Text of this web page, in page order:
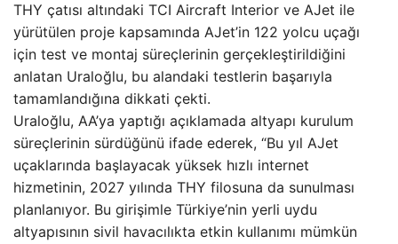
THY çatısı altındaki TCI Aircraft Interior ve AJet ile
yürütülen proje kapsamında AJet’in 122 yolcu uçağı
için test ve montaj süreçlerinin gerçekleştirildiğini
anlatan Uraloğlu, bu alandaki testlerin başarıyla
tamamlandığına dikkati çekti.
Uraloğlu, AA’ya yaptığı açıklamada altyapı kurulum
süreçlerinin sürdüğünü ifade ederek, “Bu yıl AJet
uçaklarında başlayacak yüksek hızlı internet
hizmetinin, 2027 yılında THY filosuna da sunulması
planlanıyor. Bu girişimle Türkiye’nin yerli uydu
altyapısının sivil havacılıkta etkin kullanımı mümkün